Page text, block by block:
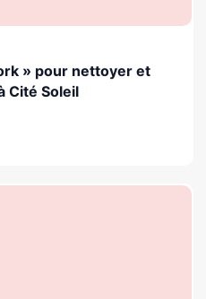
» pour nettoyer et
Cité Soleil